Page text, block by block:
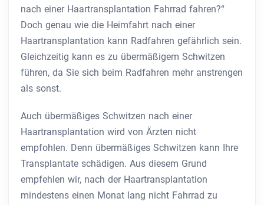
nach einer Haartransplantation Fahrrad fahren?“
Doch genau wie die Heimfahrt nach einer
Haartransplantation kann Radfahren gefährlich sein.
Gleichzeitig kann es zu übermäßigem Schwitzen
führen, da Sie sich beim Radfahren mehr anstrengen
als sonst.
Auch übermäßiges Schwitzen nach einer
Haartransplantation wird von Ärzten nicht
empfohlen. Denn übermäßiges Schwitzen kann Ihre
Transplantate schädigen. Aus diesem Grund
empfehlen wir, nach der Haartransplantation
mindestens einen Monat lang nicht Fahrrad zu